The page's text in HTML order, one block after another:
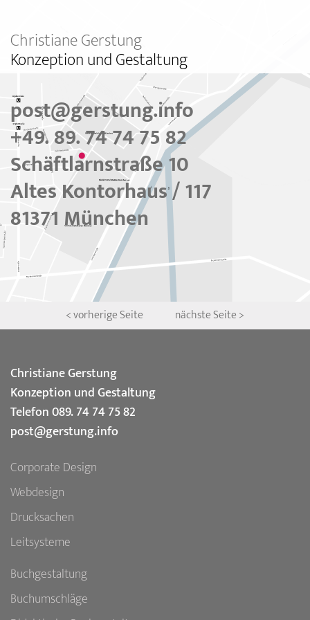
Christiane Gerstung
Konzeption und Gestaltung
post@gerstung.info
+49. 89. 74 74 75 82
Schäftlarnstraße 10
Altes Kontorhaus / 117
81371 München
< vorherige Seite nächste Seite >
Christiane Gerstung
Konzeption und Gestaltung
Telefon 089. 74 74 75 82
post@gerstung.info
Corporate Design
Webdesign
Drucksachen
Leitsysteme
Buchgestaltung
Buchumschläge